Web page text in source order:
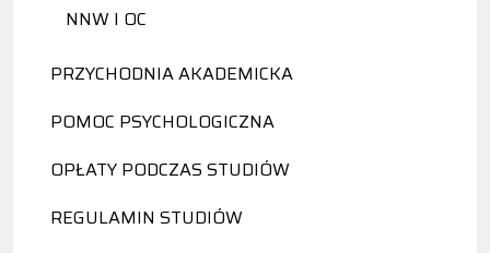
NNW I OC
PRZYCHODNIA AKADEMICKA
POMOC PSYCHOLOGICZNA
OPŁATY PODCZAS STUDIÓW
REGULAMIN STUDIÓW